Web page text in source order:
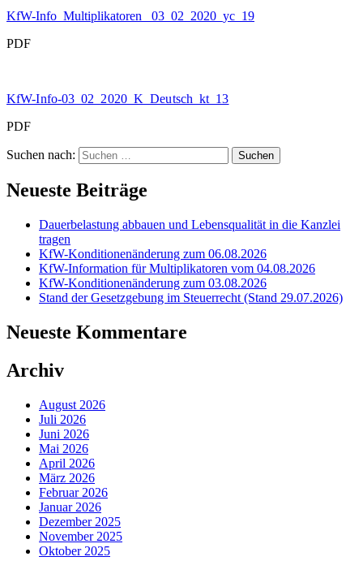
KfW-Info_Multiplikatoren_ 03_02_2020_yc_19
PDF
KfW-Info-03_02_2020_K_Deutsch_kt_13
PDF
Suchen nach:
Neueste Beiträge
Dauerbelastung abbauen und Lebensqualität in die Kanzlei
tragen
KfW-Konditionenänderung zum 06.08.2026
KfW-Information für Multiplikatoren vom 04.08.2026
KfW-Konditionenänderung zum 03.08.2026
Stand der Gesetzgebung im Steuerrecht (Stand 29.07.2026)
Neueste Kommentare
Archiv
August 2026
Juli 2026
Juni 2026
Mai 2026
April 2026
März 2026
Februar 2026
Januar 2026
Dezember 2025
November 2025
Oktober 2025